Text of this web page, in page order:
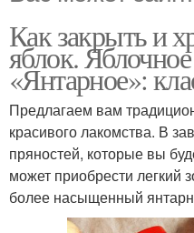
Как закрыть и
яблок.
«Янтарное»:
Предлагаем вам
красивого лакомства. В
пряностей, которые вы
может приобрести легкий
более насыщенный